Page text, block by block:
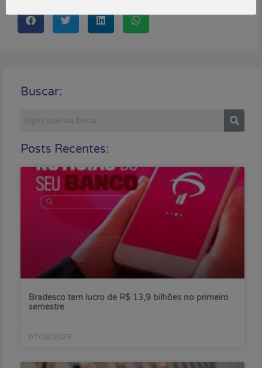
Buscar:
Posts Recentes:
Bradesco tem lucro de R$ 13,9 bilhões no primeiro
semestre
07/08/2026